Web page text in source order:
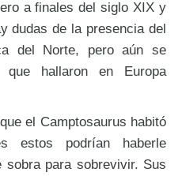
a finales del siglo XIX y
dudas de la presencia del
del Norte, pero aún se
hallaron en Europa
el Camptosaurus habitó
estos podrían haberle
sobra para sobrevivir. Sus